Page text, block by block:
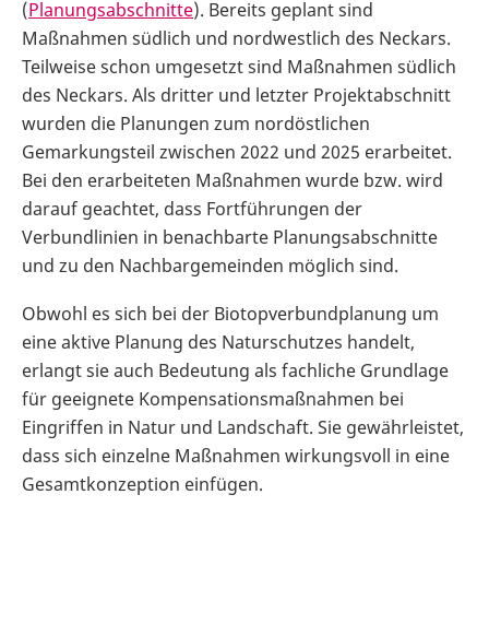
(Planungsabschnitte). Bereits geplant sind
Maßnahmen südlich und nordwestlich des Neckars.
Teilweise schon umgesetzt sind Maßnahmen südlich
des Neckars. Als dritter und letzter Projektabschnitt
wurden die Planungen zum nordöstlichen
Gemarkungsteil zwischen 2022 und 2025 erarbeitet.
Bei den erarbeiteten Maßnahmen wurde bzw. wird
darauf geachtet, dass Fortführungen der
Verbundlinien in benachbarte Planungsabschnitte
und zu den Nachbargemeinden möglich sind.
Obwohl es sich bei der Biotopverbundplanung um
eine aktive Planung des Naturschutzes handelt,
erlangt sie auch Bedeutung als fachliche Grundlage
für geeignete Kompensationsmaßnahmen bei
Eingriffen in Natur und Landschaft. Sie gewährleistet,
dass sich einzelne Maßnahmen wirkungsvoll in eine
Gesamtkonzeption einfügen.